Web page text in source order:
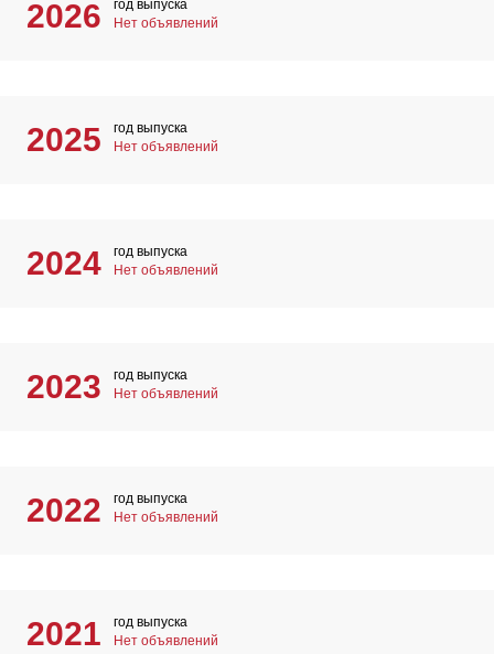
2026
год выпуска
Нет объявлений
2025
год выпуска
Нет объявлений
2024
год выпуска
Нет объявлений
2023
год выпуска
Нет объявлений
2022
год выпуска
Нет объявлений
2021
год выпуска
Нет объявлений